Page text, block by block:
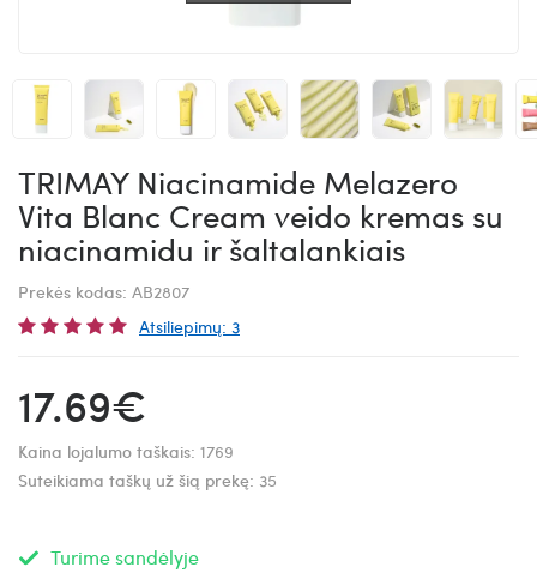
TRIMAY Niacinamide Melazero
Vita Blanc Cream veido kremas su
niacinamidu ir šaltalankiais
Prekės kodas: AB2807
Atsiliepimų: 3
17.69€
Kaina lojalumo taškais: 1769
Suteikiama taškų už šią prekę: 35
Turime sandėlyje